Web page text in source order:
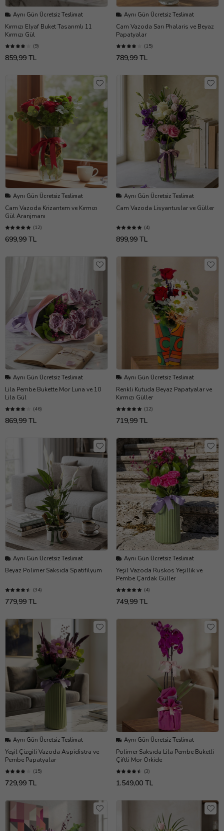
Aynı Gün Ücretsiz Teslimat
Kırmızı Elyaf Buket Tasarımlı 11
Kırmızı Gül
(9)
859,99 TL
Aynı Gün Ücretsiz Teslimat
Cam Vazoda Sarı Phalaris ve Beyaz
Papatyalar
(15)
789,99 TL
Aynı Gün Ücretsiz Teslimat
Cam Vazoda Krizantem ve Kırmızı
Gül Aranjmanı
(12)
699,99 TL
Aynı Gün Ücretsiz Teslimat
Cam Vazoda Lisyantuslar ve Güller
(4)
899,99 TL
Aynı Gün Ücretsiz Teslimat
Lila Pembe Bukette Mor Luna ve 10
Lila Gül
(46)
869,99 TL
Aynı Gün Ücretsiz Teslimat
Renkli Kutuda Beyaz Papatyalar ve
Kırmızı Güller
(12)
719,99 TL
Aynı Gün Ücretsiz Teslimat
Beyaz Polimer Saksıda Spatifilyum
(34)
779,99 TL
Aynı Gün Ücretsiz Teslimat
Yeşil Vazoda Ruskos Yeşillik ve
Pembe Çardak Güller
(4)
749,99 TL
Aynı Gün Ücretsiz Teslimat
Yeşil Çizgili Vazoda Aspidistra ve
Pembe Papatyalar
(15)
729,99 TL
Aynı Gün Ücretsiz Teslimat
Polimer Saksıda Lila Pembe Buketli
Çiftli Mor Orkide
(3)
1.549,00 TL